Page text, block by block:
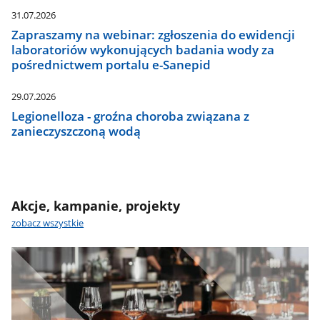
31.07.2026
Zapraszamy na webinar: zgłoszenia do ewidencji
laboratoriów wykonujących badania wody za
pośrednictwem portalu e-Sanepid
29.07.2026
Legionelloza - groźna choroba związana z
zanieczyszczoną wodą
Akcje, kampanie, projekty
zobacz wszystkie